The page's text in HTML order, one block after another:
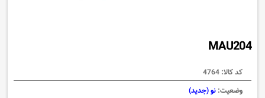
MAU204
کد کالا: 4764
وضعیت: نو (جدید)